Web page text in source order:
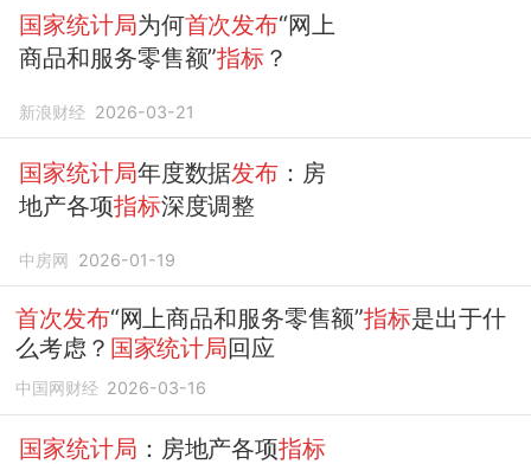
国家统计局为何首次发布“网上
商品和服务零售额”指标 ？
新浪财经 2026-03-21
国家统计局年度数据发布 ：房
地产各项指标深度调整
中房网 2026-01-19
首次发布“网上商品和服务零售额”指标是出于什
么考虑？ 国家统计局回应
中国网财经 2026-03-16
国家统计局 ：房地产各项指标